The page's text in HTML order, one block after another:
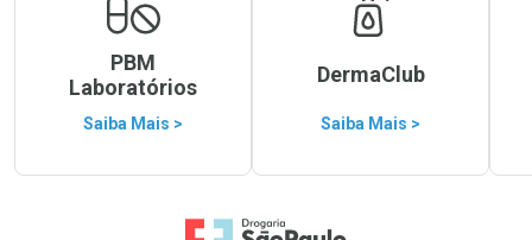
PBM
Laboratórios
Saiba Mais >
DermaClub
Saiba Mais >
Ir para a Home